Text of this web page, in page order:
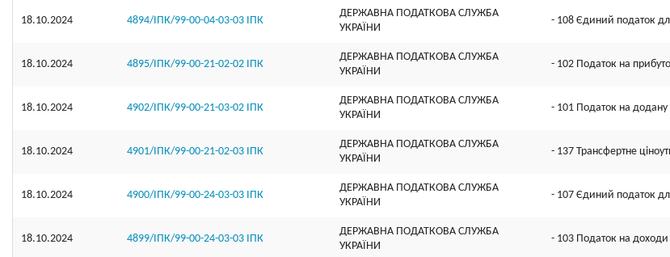
18.10.2024 4894/ІПК/99-00-04-03-03 ІПК
ДЕРЖАВНА ПОДАТКОВА СЛУЖБА
УКРАЇНИ
- 108 Єдиний податок
18.10.2024 4895/ІПК/99-00-21-02-02 ІПК
ДЕРЖАВНА ПОДАТКОВА СЛУЖБА
УКРАЇНИ
- 102 Податок на
18.10.2024 4902/ІПК/99-00-21-03-02 ІПК
ДЕРЖАВНА ПОДАТКОВА СЛУЖБА
УКРАЇНИ
- 101 Податок на додану
18.10.2024 4901/ІПК/99-00-21-02-03 ІПК
ДЕРЖАВНА ПОДАТКОВА СЛУЖБА
УКРАЇНИ
- 137 Трансфертне
18.10.2024 4900/ІПК/99-00-24-03-03 ІПК
ДЕРЖАВНА ПОДАТКОВА СЛУЖБА
УКРАЇНИ
- 107 Єдиний податок
18.10.2024 4899/ІПК/99-00-24-03-03 ІПК
ДЕРЖАВНА ПОДАТКОВА СЛУЖБА
УКРАЇНИ
- 103 Податок на